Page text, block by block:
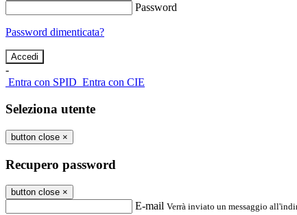
Password
Password dimenticata?
-
Entra con SPID Entra con CIE
Seleziona utente
button close ×
Recupero password
button close ×
E-mail Verrà inviato un messaggio